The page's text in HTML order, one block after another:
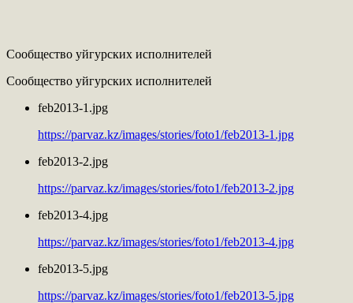
Сообщество уйгурских исполнителей
Сообщество уйгурских исполнителей
feb2013-1.jpg
https://parvaz.kz/images/stories/foto1/feb2013-1.jpg
feb2013-2.jpg
https://parvaz.kz/images/stories/foto1/feb2013-2.jpg
feb2013-4.jpg
https://parvaz.kz/images/stories/foto1/feb2013-4.jpg
feb2013-5.jpg
https://parvaz.kz/images/stories/foto1/feb2013-5.jpg